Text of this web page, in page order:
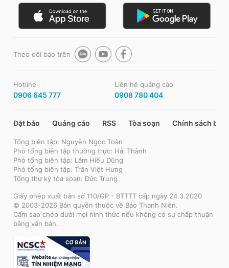
Theo dõi báo trên
Hotline
0906 645 777
Liên hệ quảng cáo
0908 780 404
Đặt báo Quảng cáo RSS Tòa soạn Chính sách bảo
Tổng biên tập: Nguyễn Ngọc Toàn
Phó tổng biên tập thường trực: Hải Thành
Phó tổng biên tập: Lâm Hiếu Dũng
Phó tổng biên tập: Trần Việt Hưng
Tổng thư ký tòa soạn: Đức Trung
Giấy phép xuất bản số 110/GP - BTTTT cấp ngày 24.3.2020
© 2003-2026 Bản quyền thuộc về Báo Thanh Niên.
Cấm sao chép dưới mọi hình thức nếu không có sự chấp thuận
bằng văn bản.